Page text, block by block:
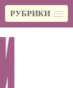
РУБРИКИ